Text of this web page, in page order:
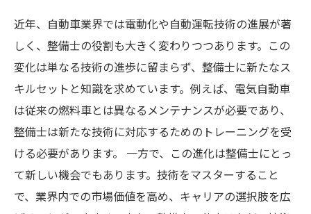
近年、自動車業界では電動化や自動運転技術の進展が著
しく、整備士の役割も大きく変わりつつあります。この
変化は単なる技術の進歩に留まらず、整備士に新たなス
キルセットと知識を求めています。例えば、電気自動車
は従来の燃料車とは異なるメンテナンスが必要であり、
整備士は新たな技術に対応するためのトレーニングを受
ける必要があります。 一方で、この進化は整備士にとっ
て新しい機会でもあります。技術をマスターすること
で、業界内での市場価値を高め、キャリアの選択肢を広